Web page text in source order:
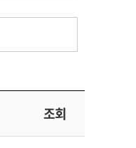
조회